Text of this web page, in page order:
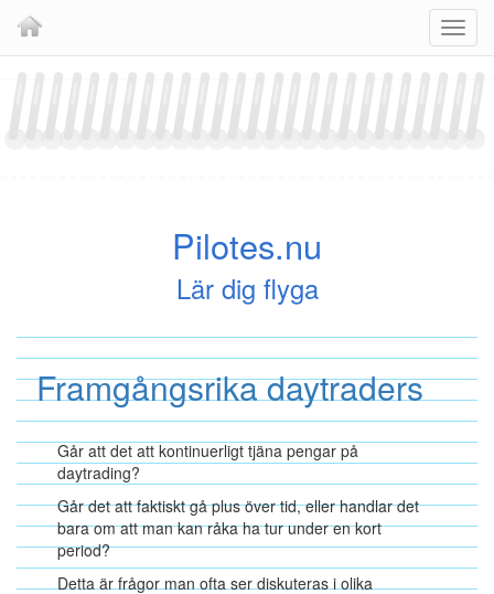
content
Pilotes.nu
Lär dig flyga
Framgångsrika daytraders
Går att det att kontinuerligt tjäna pengar på
daytrading?
Går det att faktiskt gå plus över tid, eller handlar det
bara om att man kan råka ha tur under en kort
period?
Detta är frågor man ofta ser diskuteras i olika